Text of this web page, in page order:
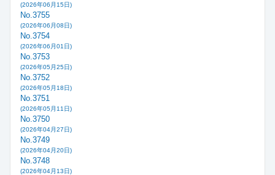
(2026年06月15日)
No.3755
(2026年06月08日)
No.3754
(2026年06月01日)
No.3753
(2026年05月25日)
No.3752
(2026年05月18日)
No.3751
(2026年05月11日)
No.3750
(2026年04月27日)
No.3749
(2026年04月20日)
No.3748
(2026年04月13日)